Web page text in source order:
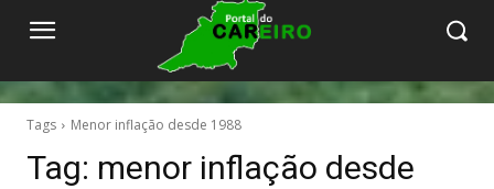
Tags Menor inflação desde 1988
Tag: menor inflação desde